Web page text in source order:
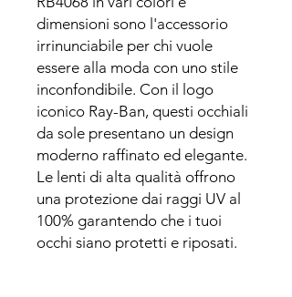
dimensioni sono l'accessorio
irrinunciabile per chi vuole
essere alla moda con uno stile
inconfondibile. Con il logo
iconico Ray-Ban, questi occhiali
da sole presentano un design
moderno raffinato ed elegante.
Le lenti di alta qualità offrono
una protezione dai raggi UV al
100% garantendo che i tuoi
occhi siano protetti e riposati.